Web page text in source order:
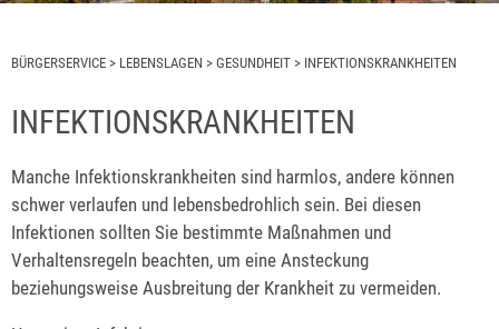
BÜRGERSERVICE > LEBENSLAGEN > GESUNDHEIT > INFEKTIONSKRANKHEITEN
INFEKTIONSKRANKHEITEN
Manche Infektionskrankheiten sind harmlos, andere können
schwer verlaufen und lebensbedrohlich sein. Bei diesen
Infektionen sollten Sie bestimmte Maßnahmen und
Verhaltensregeln beachten, um eine Ansteckung
beziehungsweise Ausbreitung der Krankheit zu vermeiden.